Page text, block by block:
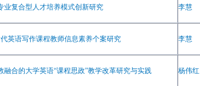
业复合型人才培养模式创新研究 李慧
英语写作课程教师信息素养个案研究 李慧
融合的大学英语“课程思政”教学改革研究与实践 杨伟红